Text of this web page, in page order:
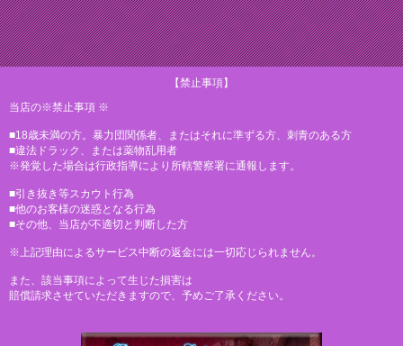
【禁止事項】
当店の※禁止事項 ※
■18歳未満の方。暴力団関係者、またはそれに準ずる方、刺青のある方
■違法ドラック、または薬物乱用者
※発覚した場合は行政指導により所轄警察署に通報します。
■引き抜き等スカウト行為
■他のお客様の迷惑となる行為
■その他、当店が不適切と判断した方
※上記理由によるサービス中断の返金には一切応じられません。
また、該当事項によって生じた損害は
賠償請求させていただきますので、予めご了承ください。